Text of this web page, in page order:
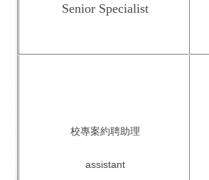
Senior Specialist
校專案約聘助理
assistant